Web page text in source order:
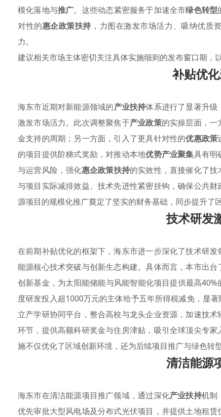
模化落地与推广。这些动态紧密服务于加速全市绿色转型
对性的惠企政策扶持 ，力图在激发市场活力、吸纳优质
力。
建议相关市场主体密切关注具体实施细则的发布窗口期，
补贴优
海东市近期对新能源领域的产业扶持体系进行了显著升
激发市场活力。此次调整聚焦于产业政策的实操层面，一
金支持的周期；另一方面，引入了更具针对性的优惠政策
的项目提供阶梯式奖励，对推动本地优势产业聚集具有明
与运营风险，强化惠企政策扶持的实效性，直接催化了
与项目实际减排效益、技术先进性紧密挂钩，确保公共
源项目的规模化推广奠定了坚实的财务基础，同步提升了
技术研发
在前期补贴优化的框架下，海东市进一步深化了技术研
能源核心技术突破与创新生态构建。具体而言，本市出
创新基金，为太阳能储能与风能智能化项目提供最高
度研发投入超1000万元的主体给予五年所得税减免，显
立产学研协同平台，整合高校与龙头企业资源，加速技
环节，提供高额科研奖金与住房津贴，吸引全球顶尖专
施不仅优化了区域创新环境，还为后续项目推广与绿色转
清洁能源
海东市在清洁能源项目推广领域，通过深化产业扶持机制
优先审批大型风电场及分布式光伏项目，并提供土地租赁